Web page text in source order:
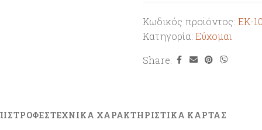
Κωδικός προϊόντος: ΕΚ-
Κατηγορία: Εύχομαι
Share:
ΤΕΧΝΙΚΑ ΧΑΡΑΚΤΗΡΙΣΤΙΚΑ ΚΑΡΤΑΣ